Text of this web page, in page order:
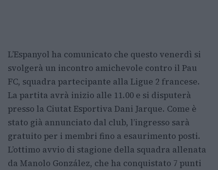
L’Espanyol ha comunicato che questo venerdì si
svolgerà un incontro amichevole contro il Pau
FC, squadra partecipante alla Ligue 2 francese.
La partita avrà inizio alle 11.00 e si disputerà
presso la Ciutat Esportiva Dani Jarque. Come è
stato già annunciato dal club, l’ingresso sarà
gratuito per i membri fino a esaurimento posti.
L’ottimo avvio di stagione della squadra allenata
da Manolo González, che ha conquistato 7 punti